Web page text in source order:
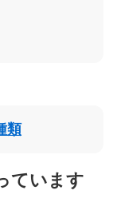
類
ています